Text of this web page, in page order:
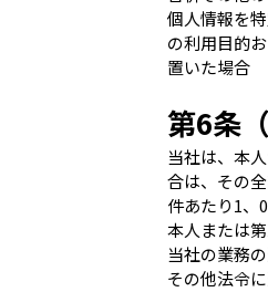
個人情報を
の利用目的
置いた場合
第6条
当社は、本
合は、その
件あたり1、
本人または
当社の業務
その他法令